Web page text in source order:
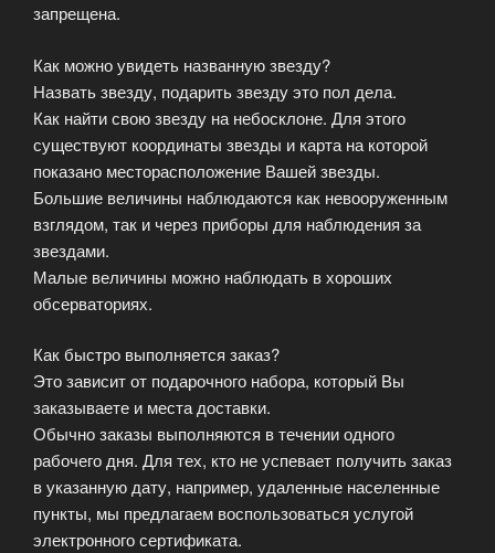
запрещена.
Как можно увидеть названную звезду?
Назвать звезду, подарить звезду это пол дела.
Как найти свою звезду на небосклоне. Для этого
существуют координаты звезды и карта на которой
показано месторасположение Вашей звезды.
Большие величины наблюдаются как невооруженным
взглядом, так и через приборы для наблюдения за
звездами.
Малые величины можно наблюдать в хороших
обсерваториях.
Как быстро выполняется заказ?
Это зависит от подарочного набора, который Вы
заказываете и места доставки.
Обычно заказы выполняются в течении одного
рабочего дня. Для тех, кто не успевает получить заказ
в указанную дату, например, удаленные населенные
пункты, мы предлагаем воспользоваться услугой
электронного сертификата.